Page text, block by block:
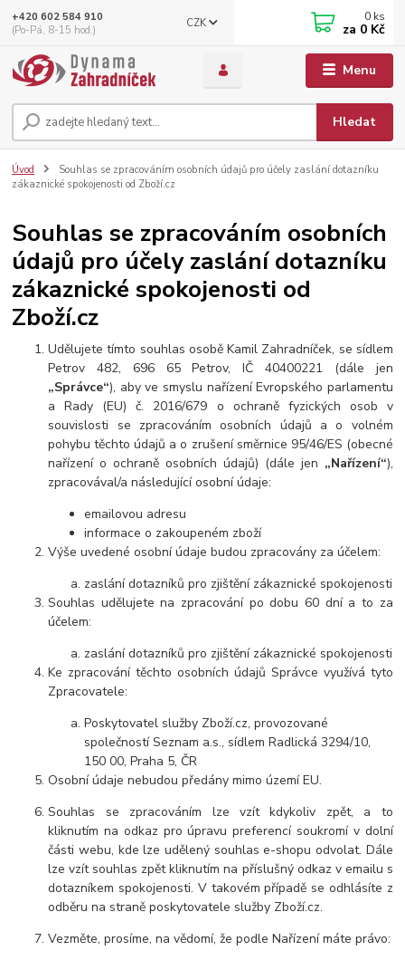
Menu
CZK
Hledat
+420 602 584 910
(Po-Pá, 8-15 hod.)
0 ks
za 0 Kč
Úvod
Souhlas se zpracováním osobních údajů pro účely zaslání dotazníku
zákaznické spokojenosti od Zboží.cz
Souhlas se zpracováním osobních
údajů pro účely zaslání dotazníku
zákaznické spokojenosti od
Zboží.cz
Udělujete tímto souhlas osobě Kamil Zahradníček, se sídlem
Petrov 482, 696 65 Petrov, IČ 40400221 (dále jen
„Správce“), aby ve smyslu nařízení Evropského parlamentu
a Rady (EU) č. 2016/679 o ochraně fyzických osob v
souvislosti se zpracováním osobních údajů a o volném
pohybu těchto údajů a o zrušení směrnice 95/46/ES (obecné
nařízení o ochraně osobních údajů) (dále jen „Nařízení“),
zpracovával/a následující osobní údaje:
emailovou adresu
informace o zakoupeném zboží
Výše uvedené osobní údaje budou zpracovány za účelem:
zaslání dotazníků pro zjištění zákaznické spokojenosti
Souhlas udělujete na zpracování po dobu 60 dní a to za
účelem:
zaslání dotazníků pro zjištění zákaznické spokojenosti
Ke zpracování těchto osobních údajů Správce využívá tyto
Zpracovatele:
Poskytovatel služby Zboží.cz, provozované
společností Seznam a.s., sídlem Radlická 3294/10,
150 00, Praha 5, ČR
Osobní údaje nebudou předány mimo území EU.
Souhlas se zpracováním lze vzít kdykoliv zpět, a to
kliknutím na odkaz pro úpravu preferencí soukromí v dolní
části webu, kde lze udělený souhlas e-shopu odvolat. Dále
lze vzít souhlas zpět kliknutím na příslušný odkaz v emailu s
dotazníkem spokojenosti. V takovém případě se odhlásíte z
odběru na straně poskytovatele služby Zboží.cz.
Vezměte, prosíme, na vědomí, že podle Nařízení máte právo: